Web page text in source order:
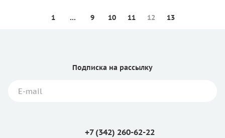
1 ... 9 10 11 12 13
Подписка на рассылку
+7 (342) 260-62-22